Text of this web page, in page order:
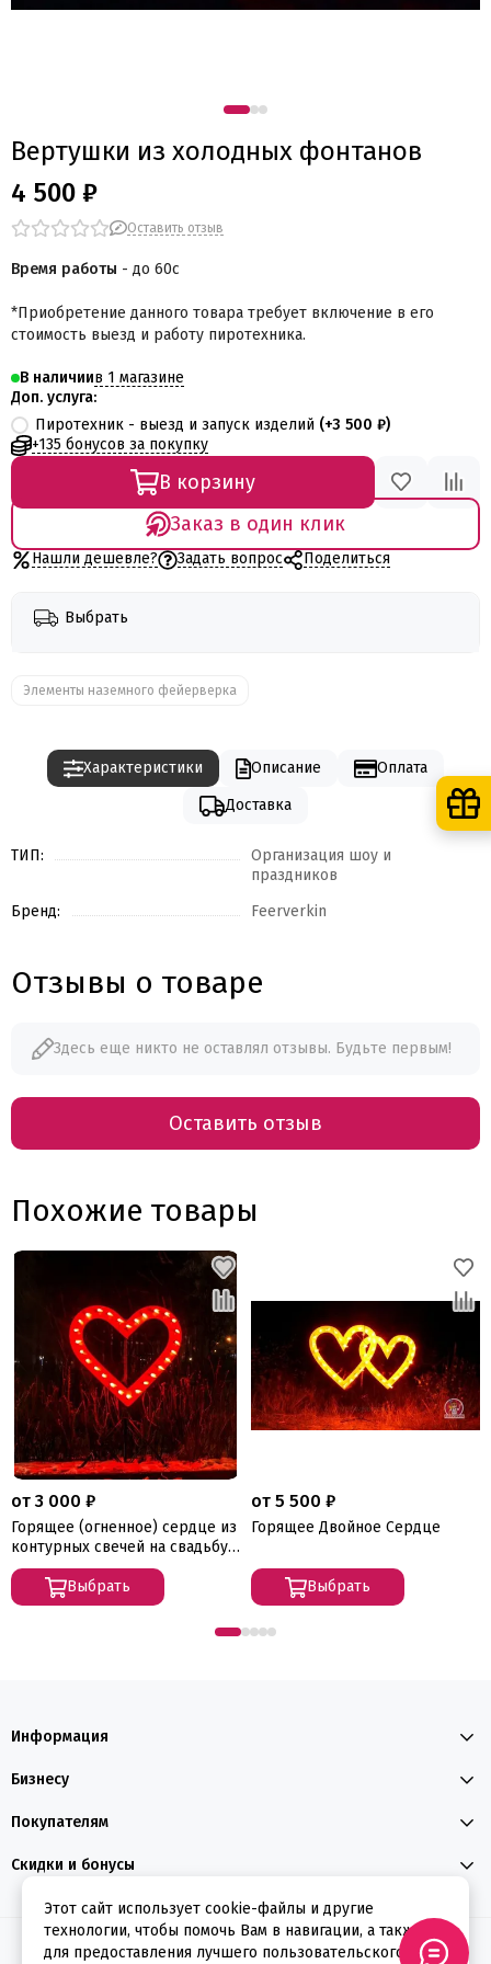
Вертушки из холодных фонтанов
4 500 ₽
Оставить отзыв
Время работы - до 60с
*Приобретение данного товара требует включение в его
стоимость выезд и работу пиротехника.
В наличиив 1 магазине
Доп. услуга:
Пиротехник - выезд и запуск изделий (+3 500 ₽)
+135 бонусов за покупку
В корзину
Заказ в один клик
Нашли дешевле? Задать вопрос Поделиться
Выбрать
Элементы наземного фейерверка
Характеристики Описание
Оплата
Доставка
ТИП:
Организация шоу и
праздников
Бренд:
Feerverkin
Отзывы о товаре
Здесь еще никто не оставлял отзывы. Будьте первым!
Оставить отзыв
Похожие товары
от 3 000 ₽
Горящее (огненное) сердце из
контурных свечей на свадьбу
или романтический подарок
Выбрать
от 5 500 ₽
Горящее Двойное Сердце
Выбрать
Информация
Бизнесу
Покупателям
Скидки и бонусы
2026 © ФЕЕРВЕРКИН
Этот сайт использует cookie-файлы и другие
технологии, чтобы помочь Вам в навигации, а также
для предоставления лучшего пользовательского